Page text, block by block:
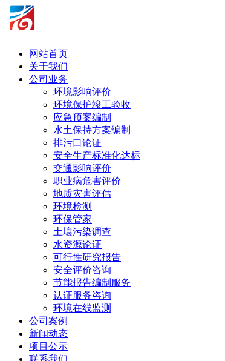
网站首页
关于我们
公司业务
环境影响评价
环境保护竣工验收
应急预案编制
水土保持方案编制
排污口论证
安全生产标准化达标
交通影响评价
职业病危害评价
地质灾害评估
环境检测
环保管家
土壤污染调查
水资源论证
可行性研究报告
安全评价咨询
节能报告编制服务
认证服务咨询
环境在线监测
公司案例
新闻动态
项目公示